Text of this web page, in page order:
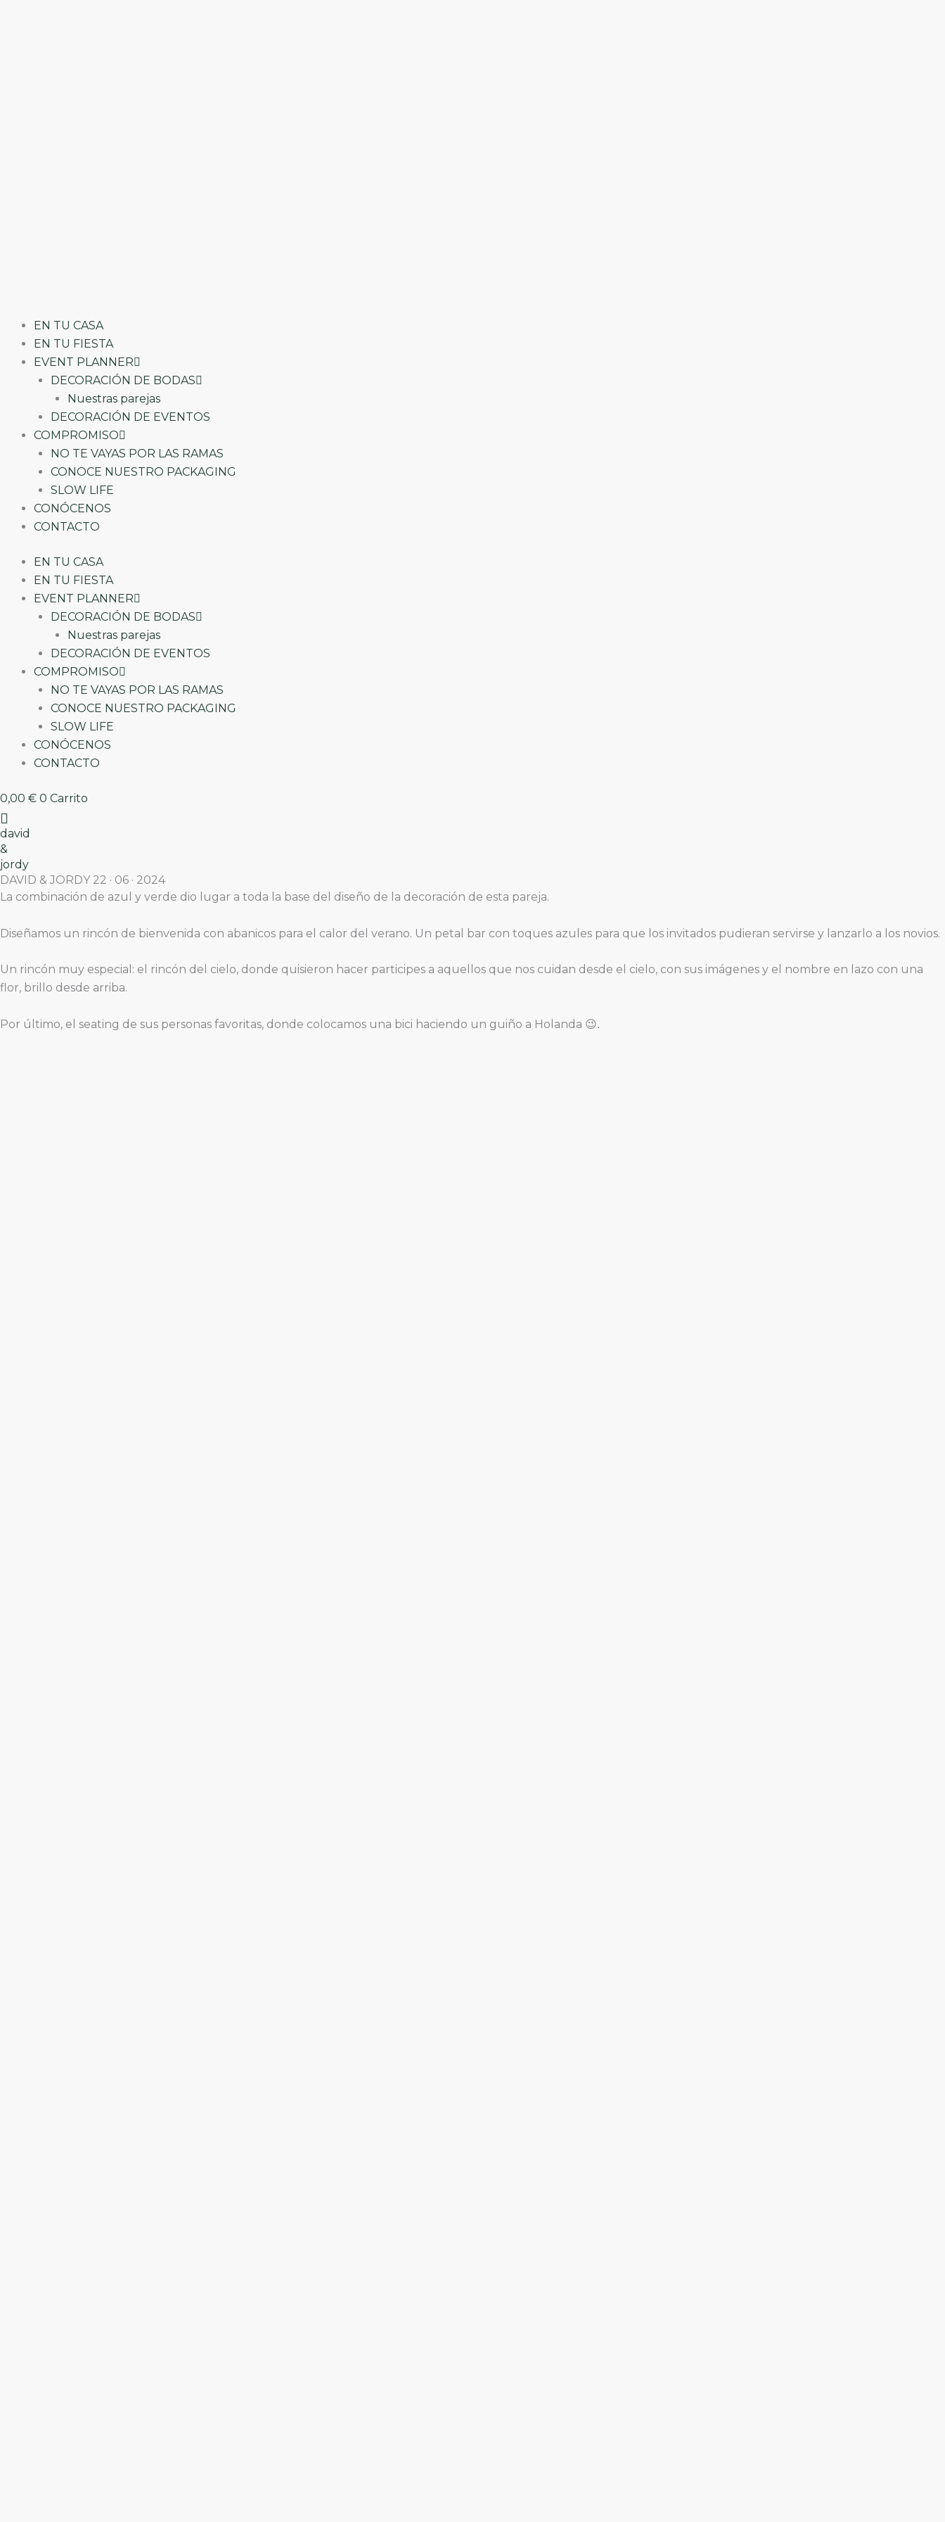
EN TU CASA
EN TU FIESTA
EVENT PLANNER
DECORACIÓN DE BODAS
Nuestras parejas
DECORACIÓN DE EVENTOS
COMPROMISO
NO TE VAYAS POR LAS RAMAS
CONOCE NUESTRO PACKAGING
SLOW LIFE
CONÓCENOS
CONTACTO
EN TU CASA
EN TU FIESTA
EVENT PLANNER
DECORACIÓN DE BODAS
Nuestras parejas
DECORACIÓN DE EVENTOS
COMPROMISO
NO TE VAYAS POR LAS RAMAS
CONOCE NUESTRO PACKAGING
SLOW LIFE
CONÓCENOS
CONTACTO
0,00 € 0 Carrito
david
&
jordy
DAVID & JORDY 22 · 06 · 2024
La combinación de azul y verde dio lugar a toda la base del diseño de la decoración de esta pareja.
Diseñamos un rincón de bienvenida con abanicos para el calor del verano. Un petal bar con toques azules para que los invitados pudieran servirse y lanzarlo a los novios.
Un rincón muy especial: el rincón del cielo, donde quisieron hacer participes a aquellos que nos cuidan desde el cielo, con sus imágenes y el nombre en lazo con una
flor, brillo desde arriba.
Por último, el seating de sus personas favoritas, donde colocamos una bici haciendo un guiño a Holanda 😉.